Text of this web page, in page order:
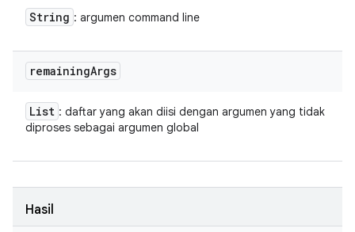
String : argumen command line
remainingArgs
List : daftar yang akan diisi dengan argumen yang tidak
diproses sebagai argumen global
Hasil